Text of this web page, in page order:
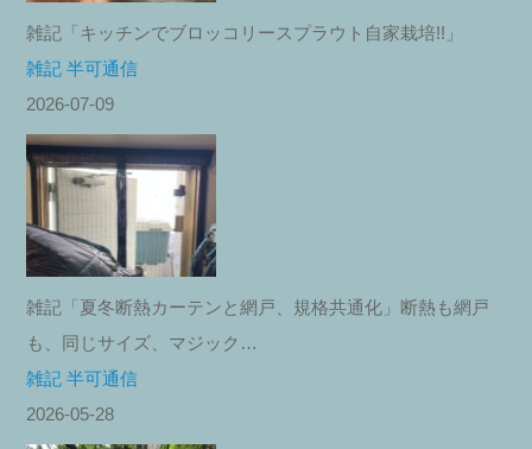
雑記「キッチンでブロッコリースプラウト自家栽培!!」
雑記 半可通信
2026-07-09
雑記「夏冬断熱カーテンと網戸、規格共通化」断熱も網戸
も、同じサイズ、マジック…
雑記 半可通信
2026-05-28